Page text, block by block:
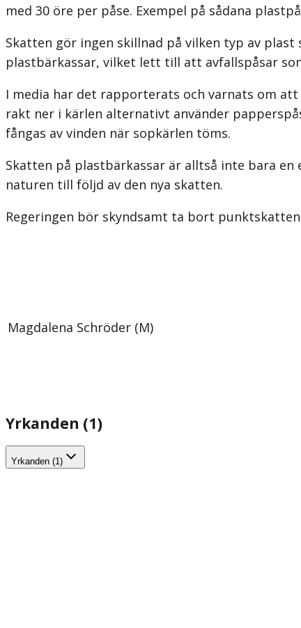
med 30 öre per påse. Exempel på sådana
Skatten gör ingen skillnad på vilken typ av
plastbärkassar, vilket lett till att avfallspåsar
I media har det rapporterats och varnats om
rakt ner i kärlen alternativt använder
fångas av vinden när sopkärlen töms.
Skatten på plastbärkassar är alltså inte bara
naturen till följd av den nya skatten.
Regeringen bör skyndsamt ta bort
Magdalena Schröder (M)
Yrkanden (1)
Yrkanden (1)